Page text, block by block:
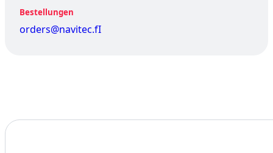
Bestellungen
orders@navitec.fI